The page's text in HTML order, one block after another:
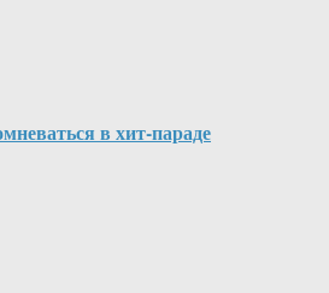
в хит-параде